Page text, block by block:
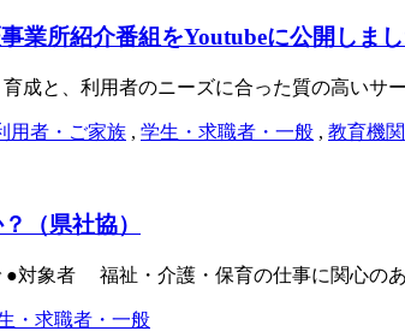
業所紹介番組をYoutubeに公開しま
成と、利用者のニーズに合った質の高いサ
用者・ご家族 , 学生・求職者・一般 , 教育機関
（県社協）
●対象者 福祉・介護・保育の仕事に関心の
・求職者・一般